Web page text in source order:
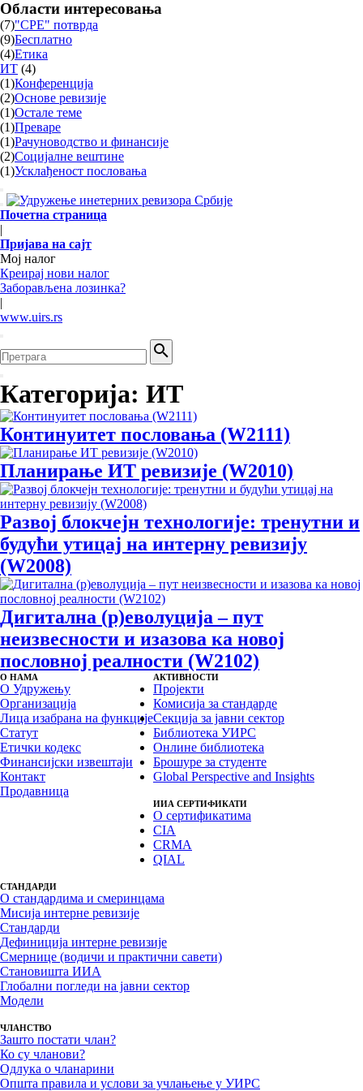
Skip
to
content
Области интересовања
(7)"CPE" потврда
(9)Бесплатно
(4)Етика
ИТ (4)
(1)Конференција
(2)Основе ревизије
(1)Остале теме
(1)Преваре
(1)Рачуноводство и финансије
(2)Социјалне вештине
(1)Усклађеност пословања
Почетна страница
|
Пријава на сајт
Мој налог
Креирај нови налог
Заборављена лозинка?
|
www.uirs.rs
Претрага
Претражи:
Категорија: ИТ
Континуитет пословања (W2111)
Планирање ИТ ревизије (W2010)
Развој блокчејн технологије: тренутни и
будући утицај на интерну ревизију
(W2008)
Дигитална (р)еволуција – пут
неизвесности и изазова ка новој
пословној реалности (W2102)
О НАМА
О Удружењу
Организација
Лица изабрана на функције
Статут
Етички кодекс
Финансијски извештаји
Контакт
Продавница
АКТИВНОСТИ
Пројекти
Комисија за стандарде
Секција за јавни сектор
Библиотека УИРС
Онлине библиотека
Брошуре за студенте
Global Perspective and Insights
ИИА СЕРТИФИКАТИ
О сертификатима
CIA
CRMA
QIAL
СТАНДАРДИ
О стандардима и смеринцама
Мисија интерне ревизије
Стандарди
Дефиниција интерне ревизије
Смернице (водичи и практични савети)
Становишта ИИА
Глобални погледи на јавни сектор
Модели
ЧЛАНСТВО
Зашто постати члан?
Ко су чланови?
Одлука о чланарини
Општа правила и услови за учлањење у УИРС